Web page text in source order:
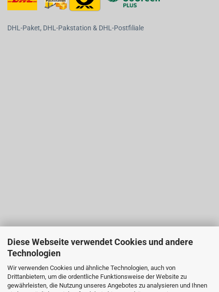
Diese Webseite verwendet Cookies und andere
Technologien
Wir verwenden Cookies und ähnliche Technologien, auch von
Drittanbietern, um die ordentliche Funktionsweise der Website zu
gewährleisten, die Nutzung unseres Angebotes zu analysieren und Ihnen
DHL-Paket, DHL-Pakstation & DHL-Postfiliale